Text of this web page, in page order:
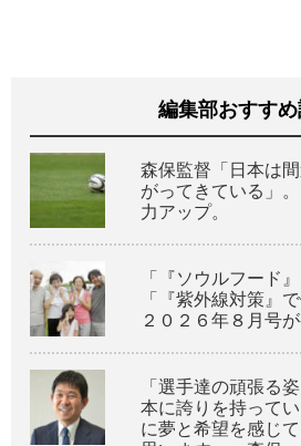
編集部おすす
森保監督「日本は
がってきている」
力アップ。
「『ソウルフード
「『紫外線対策』
２０２６年８月号
「選手達の頑張る
本に誇りを持って
に夢と希望を感じ